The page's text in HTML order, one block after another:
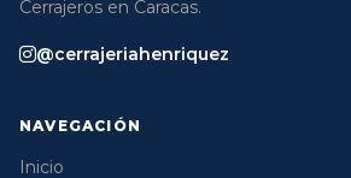
Cerrajeros en Caracas.
@cerrajeriahenriquez
NAVEGACIÓN
Inicio